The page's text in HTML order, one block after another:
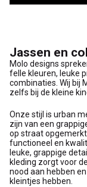
Jassen en
Molo designs
felle kleuren, leuke
combinaties. Wij bij
zelfs bij de kleine
Onze stijl is urban
zijn van een
op straat
functioneel en
leuke, grappige
kleding zorgt voor
nood aan hebben
kleintjes hebben.